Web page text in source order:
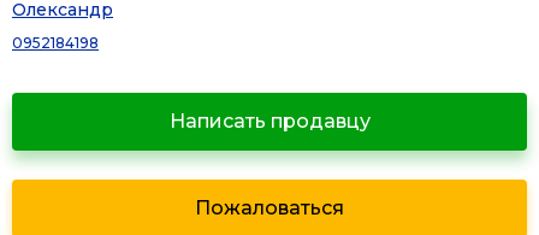
Олександр
0952184198
Написать продавцу
Пожаловаться